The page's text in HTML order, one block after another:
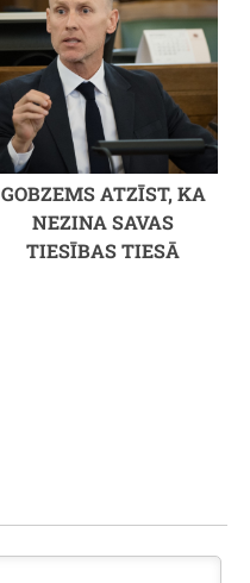
GOBZEMS ATZĪST, KA
NEZINA SAVAS
TIESĪBAS TIESĀ